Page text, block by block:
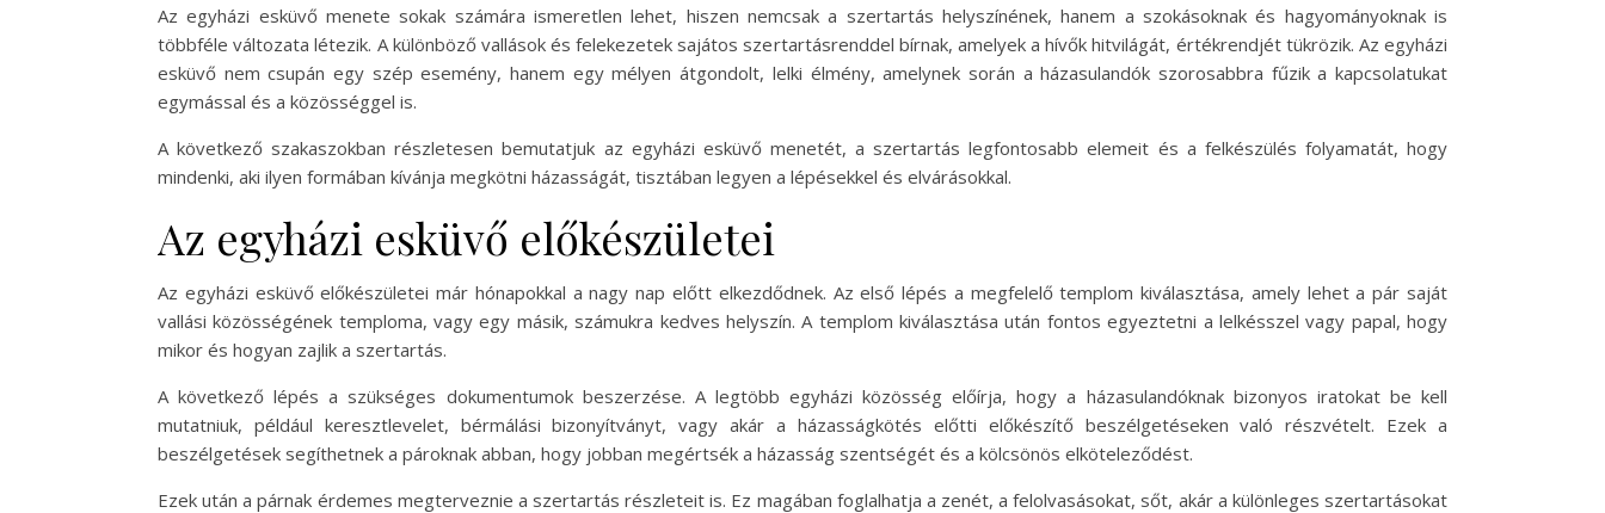
Az egyházi esküvő menete sokak számára ismeretlen lehet, hiszen nemcsak a szertartás helyszínének, hanem a szokásoknak és hagyományoknak is
többféle változata létezik. A különböző vallások és felekezetek sajátos szertartásrenddel bírnak, amelyek a hívők hitvilágát, értékrendjét tükrözik. Az egyházi
esküvő nem csupán egy szép esemény, hanem egy mélyen átgondolt, lelki élmény, amelynek során a házasulandók szorosabbra fűzik a kapcsolatukat
egymással és a közösséggel is.
A következő szakaszokban részletesen bemutatjuk az egyházi esküvő menetét, a szertartás legfontosabb elemeit és a felkészülés folyamatát, hogy
mindenki, aki ilyen formában kívánja megkötni házasságát, tisztában legyen a lépésekkel és elvárásokkal.
Az egyházi esküvő előkészületei
Az egyházi esküvő előkészületei már hónapokkal a nagy nap előtt elkezdődnek. Az első lépés a megfelelő templom kiválasztása, amely lehet a pár saját
vallási közösségének temploma, vagy egy másik, számukra kedves helyszín. A templom kiválasztása után fontos egyeztetni a lelkésszel vagy papal, hogy
mikor és hogyan zajlik a szertartás.
A következő lépés a szükséges dokumentumok beszerzése. A legtöbb egyházi közösség előírja, hogy a házasulandóknak bizonyos iratokat be kell
mutatniuk, például keresztlevelet, bérmálási bizonyítványt, vagy akár a házasságkötés előtti előkészítő beszélgetéseken való részvételt. Ezek a
beszélgetések segíthetnek a pároknak abban, hogy jobban megértsék a házasság szentségét és a kölcsönös elköteleződést.
Ezek után a párnak érdemes megterveznie a szertartás részleteit is. Ez magában foglalhatja a zenét, a felolvasásokat, sőt, akár a különleges szertartásokat